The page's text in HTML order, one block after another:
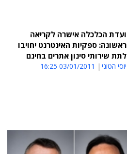
ועדת הכלכלה אישרה לקריאה
ראשונה: ספקיות האינטרנט יחויבו
לתת שירותי סינון אתרים בחינם
יוסי הטוני 03/01/2011 16:25